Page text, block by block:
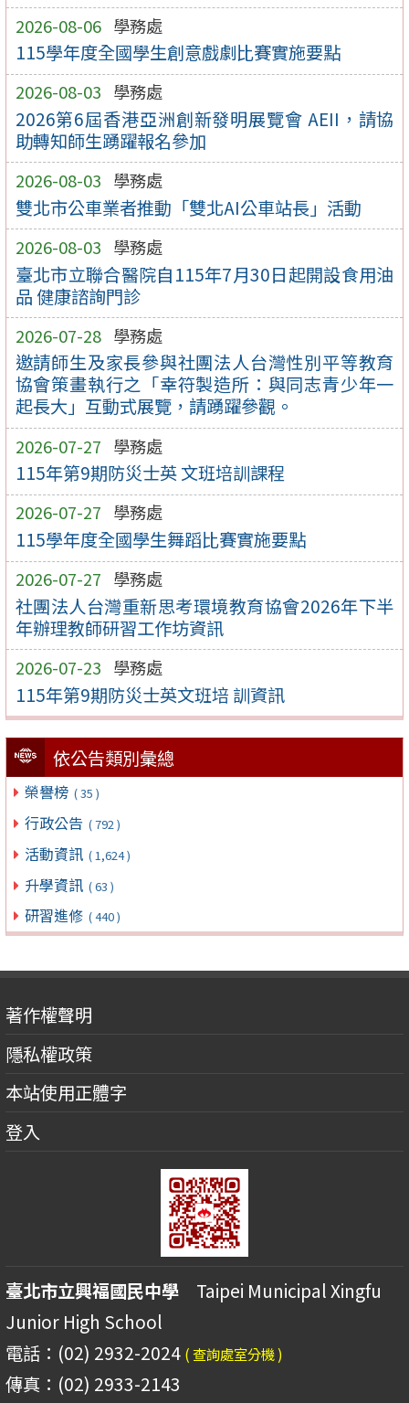
2026-08-06 學務處
115學年度全國學生創意戲劇比賽實施要點
2026-08-03 學務處
2026第6屆香港亞洲創新發明展覽會 AEII，請協
助轉知師生踴躍報名參加
2026-08-03 學務處
雙北市公車業者推動「雙北AI公車站長」活動
2026-08-03 學務處
臺北市立聯合醫院自115年7月30日起開設食用油
品 健康諮詢門診
2026-07-28 學務處
邀請師生及家長參與社團法人台灣性別平等教育
協會策畫執行之「幸符製造所：與同志青少年一
起長大」互動式展覽，請踴躍參觀。
2026-07-27 學務處
115年第9期防災士英 文班培訓課程
2026-07-27 學務處
115學年度全國學生舞蹈比賽實施要點
2026-07-27 學務處
社團法人台灣重新思考環境教育協會2026年下半
年辦理教師研習工作坊資訊
2026-07-23 學務處
115年第9期防災士英文班培 訓資訊
依公告類別彙總
榮譽榜 ( 35 )
行政公告 ( 792 )
活動資訊 ( 1,624 )
升學資訊 ( 63 )
研習進修 ( 440 )
著作權聲明
隱私權政策
本站使用正體字
登入
臺北市立興福國民中學 Taipei Municipal Xingfu
Junior High School
電話：(02) 2932-2024 ( 查詢處室分機 )
傳真：(02) 2933-2143